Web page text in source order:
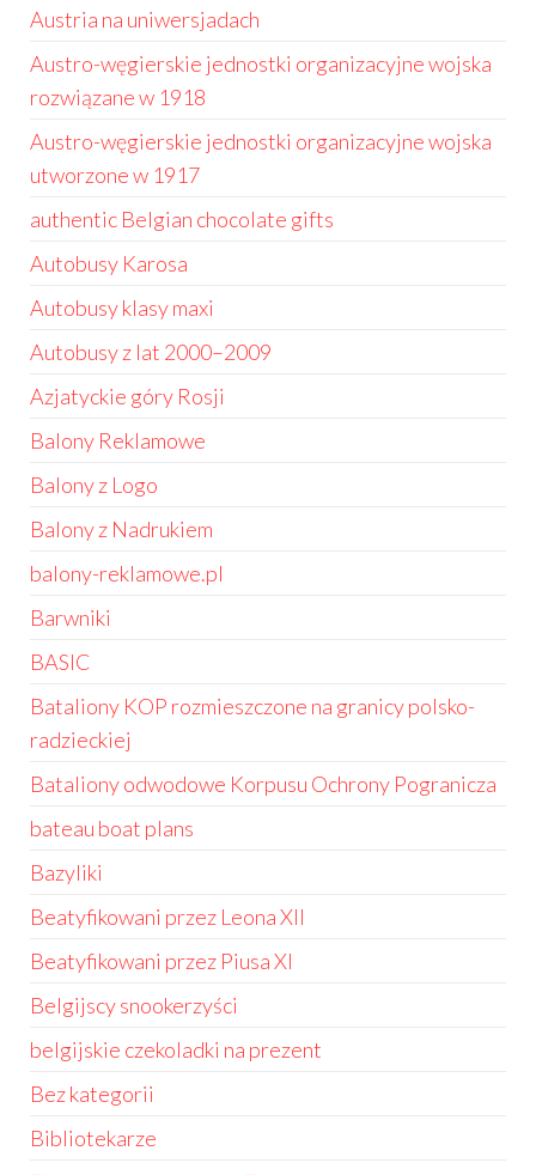
Austria na uniwersjadach
Austro-węgierskie jednostki organizacyjne wojska
rozwiązane w 1918
Austro-węgierskie jednostki organizacyjne wojska
utworzone w 1917
authentic Belgian chocolate gifts
Autobusy Karosa
Autobusy klasy maxi
Autobusy z lat 2000–2009
Azjatyckie góry Rosji
Balony Reklamowe
Balony z Logo
Balony z Nadrukiem
balony-reklamowe.pl
Barwniki
BASIC
Bataliony KOP rozmieszczone na granicy polsko-
radzieckiej
Bataliony odwodowe Korpusu Ochrony Pogranicza
bateau boat plans
Bazyliki
Beatyfikowani przez Leona XII
Beatyfikowani przez Piusa XI
Belgijscy snookerzyści
belgijskie czekoladki na prezent
Bez kategorii
Bibliotekarze